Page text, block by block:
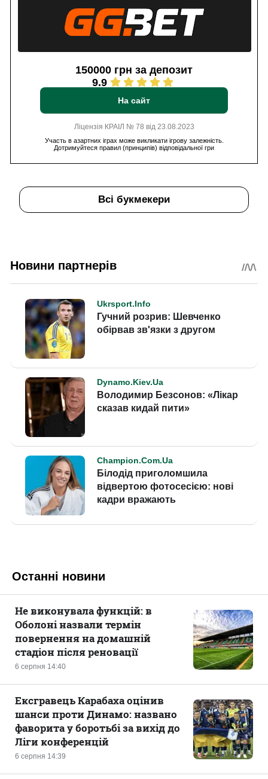
150000 грн за депозит
9.9
На сайт
Ліцензія КРАІЛ № 78 від 23.08.2023
Участь в азартних іграх може викликати ігрову залежність.
Дотримуйтеся правил (принципів) відповідальної гри
Всі букмекери
Останні новини
6 серпня 14:40
Не виконувала функцій: в
Оболоні назвали термін
повернення на домашній
стадіон після реновації
6 серпня 14:39
Ексгравець Карабаха оцінив
шанси проти Динамо: названо
фаворита у боротьбі за вихід до
Ліги конференцій